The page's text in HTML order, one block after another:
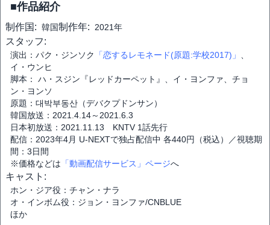
■作品紹介
制作国: 韓国制作年: 2021年
スタッフ:
演出：パク・ジンソク 「恋するレモネード(原題:学校2017)」
イ・ウンヒ
脚本： ハ・スジン『レッドカーペット』、イ・ヨンファ、チョ
ン・ヨンソ
原題：대박부동산（デバクプドンサン）
韓国放送：2021.4.14～2021.6.3
日本初放送：2021.11.13 KNTV 1話先行
配信：2023年4月 U-NEXTで独占配信中 各440円（税込）／視聴期
間：3日間
※価格などは 「動画配信サービス」ページへ
キャスト:
ホン・ジア役：チャン・ナラ
オ・インボム役：ジョン・ヨンファ/CNBLUE
ほか